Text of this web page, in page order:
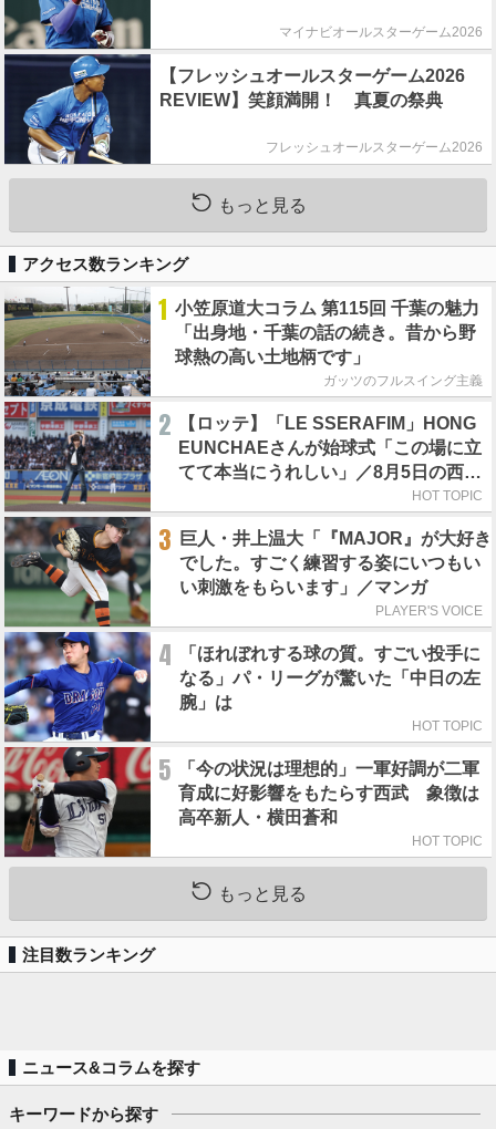
マイナビオールスターゲーム2026
【フレッシュオールスターゲーム2026
REVIEW】笑顔満開！ 真夏の祭典
フレッシュオールスターゲーム2026
もっと見る
アクセス数ランキング
1 小笠原道大コラム 第115回 千葉の魅力
「出身地・千葉の話の続き。昔から野
球熱の高い土地柄です」
ガッツのフルスイング主義
2
【ロッテ】「LE SSERAFIM」HONG
EUNCHAEさんが始球式「この場に立
てて本当にうれしい」／8月5日の西武
HOT TOPIC
3
巨人・井上温大「『MAJOR』が大好き
でした。すごく練習する姿にいつもい
い刺激をもらいます」／マンガ
PLAYER'S VOICE
4
「ほれぼれする球の質。すごい投手に
なる」パ・リーグが驚いた「中日の左
腕」は
HOT TOPIC
5
「今の状況は理想的」一軍好調が二軍
育成に好影響をもたらす西武 象徴は
高卒新人・横田蒼和
HOT TOPIC
もっと見る
注目数ランキング
ニュース&コラムを探す
キーワードから探す